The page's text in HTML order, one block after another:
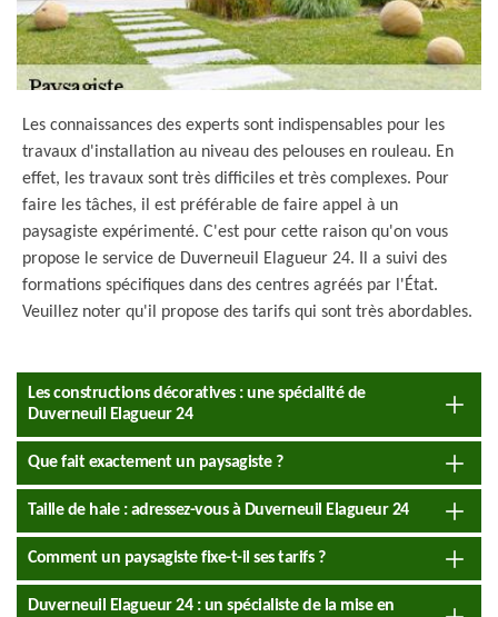
Les connaissances des experts sont indispensables pour les
travaux d'installation au niveau des pelouses en rouleau. En
effet, les travaux sont très difficiles et très complexes. Pour
faire les tâches, il est préférable de faire appel à un
paysagiste expérimenté. C'est pour cette raison qu'on vous
propose le service de Duverneuil Elagueur 24. Il a suivi des
formations spécifiques dans des centres agréés par l'État.
Veuillez noter qu'il propose des tarifs qui sont très abordables.
Les constructions décoratives : une spécialité de
Duverneuil Elagueur 24
Que fait exactement un paysagiste ?
Taille de haie : adressez-vous à Duverneuil Elagueur 24
Comment un paysagiste fixe-t-il ses tarifs ?
Duverneuil Elagueur 24 : un spécialiste de la mise en